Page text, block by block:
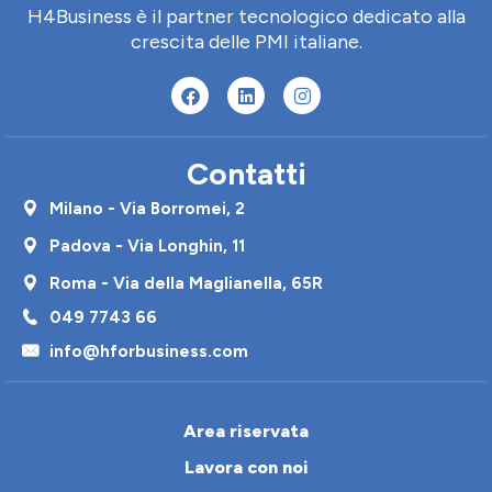
Contatti
Milano - Via Borromei, 2
Padova - Via Longhin, 11
Roma - Via della Maglianella, 65R
049 7743 66
info@hforbusiness.com
H4Business è il partner tecnologico dedicato alla
crescita delle PMI italiane.
Area riservata
Lavora con noi